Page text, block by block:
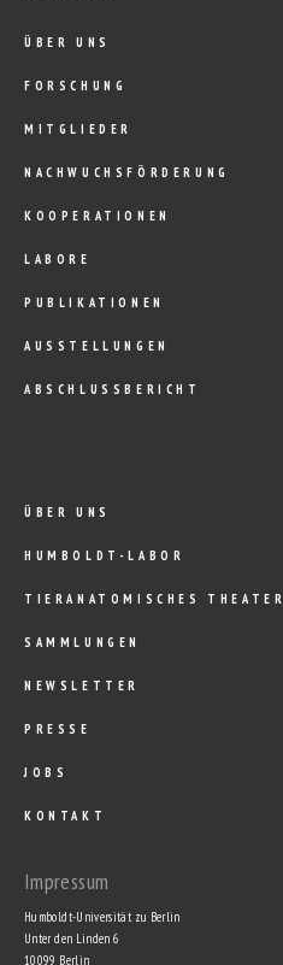
ÜBER UNS
FORSCHUNG
MITGLIEDER
NACHWUCHSFÖRDERUNG
KOOPERATIONEN
LABORE
PUBLIKATIONEN
AUSSTELLUNGEN
ABSCHLUSSBERICHT
ÜBER UNS
HUMBOLDT-LABOR
TIERANATOMISCHES THEATER
SAMMLUNGEN
NEWSLETTER
PRESSE
JOBS
KONTAKT
Impressum
Humboldt-Universität zu Berlin
Unter den Linden 6
10099 Berlin